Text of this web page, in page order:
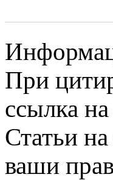
При
ссылка на
Статьи
ваши